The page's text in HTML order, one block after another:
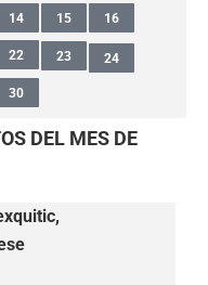
14 15 16
22 23 24
30
DEL MES DE